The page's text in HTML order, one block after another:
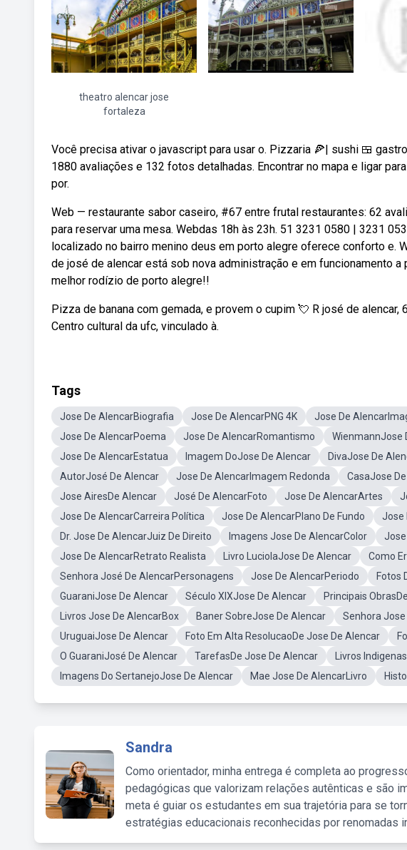
theatro alencar jose
fortaleza
Você precisa ativar o javascript para usar o. Pizzaria 🍕| sushi 🍱
1880 avaliações e 132 fotos detalhadas. Encontrar no mapa e ligar
por.
Web — restaurante sabor caseiro, #67 entre frutal restaurantes: 62
para reservar uma mesa. Webdas 18h às 23h. 51 3231 0580 | 3231
localizado no bairro menino deus em porto alegre oferece conforto e.
de josé de alencar está sob nova administração e em funcionamento
melhor rodízio de porto alegre!!
Pizza de banana com gemada, e provem o cupim 💘 R josé de
Centro cultural da ufc, vinculado à.
Tags
Jose De AlencarBiografia Jose De AlencarPNG 4K Jose De
Jose De AlencarPoema
Jose De AlencarRomantismo WienmannJose
Jose De AlencarEstatua
Imagem DoJose De Alencar DivaJose De
AutorJosé De Alencar
Jose De AlencarImagem Redonda CasaJose
Jose AiresDe Alencar
José De AlencarFoto Jose De AlencarArtes
Jose De AlencarCarreira Política
Jose De AlencarPlano De Fundo Jose
Dr. Jose De AlencarJuiz De Direito
Imagens Jose De AlencarColor
Jose De AlencarRetrato Realista
Livro LuciolaJose De Alencar
Como
Senhora José De AlencarPersonagens
Jose De AlencarPeriodo
Fotos
GuaraniJose De Alencar
Século XIXJose De Alencar Principais
Livros Jose De AlencarBox
Baner SobreJose De Alencar Senhora
UruguaiJose De Alencar
Foto Em Alta ResolucaoDe Jose De Alencar
O GuaraniJosé De Alencar
TarefasDe Jose De Alencar
Livros
Imagens Do SertanejoJose De Alencar
Mae Jose De AlencarLivro
Sandra
Como orientador, minha entrega é completa ao
pedagógicas que valorizam relações autênticas e são
meta é guiar os estudantes em sua trajetória para se
estratégias educacionais reconhecidas por renomadas